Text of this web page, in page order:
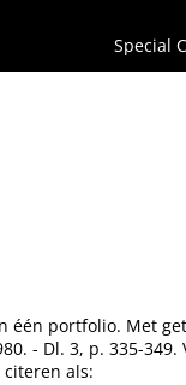
Special
één portfolio. Met
- Dl. 3, p. 335-349.
citeren als: